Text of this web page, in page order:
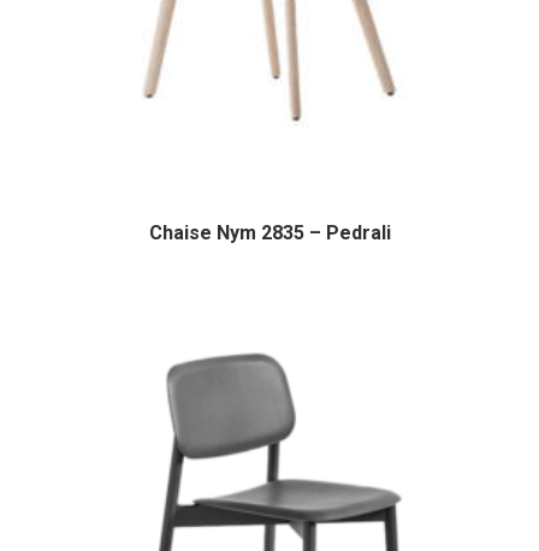
Chaise Nym 2835 – Pedrali